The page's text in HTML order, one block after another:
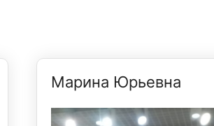
Марина Юрьевна